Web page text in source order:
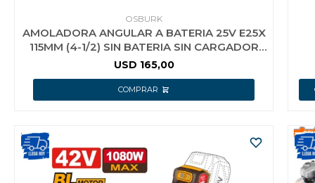
OSBURK
AMOLADORA ANGULAR A BATERIA 25V E25X
115MM (4-1/2) SIN BATERIA SIN CARGADOR
USO
USD 165,00